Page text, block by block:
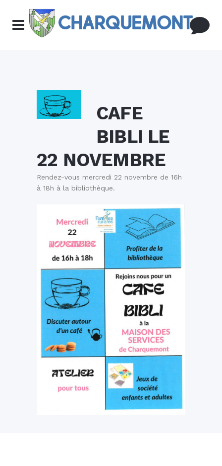
CAFE
BIBLI LE
22 NOVEMBRE
Rendez-vous mercredi 22 novembre de 16h
à 18h à la bibliothèque.